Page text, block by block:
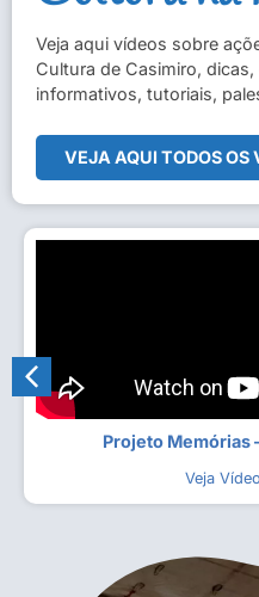
Veja aqui vídeos sobre
Cultura de Casimiro,
informativos, tutoriais,
VEJA AQUI TODOS OS
Projeto Memórias
Veja